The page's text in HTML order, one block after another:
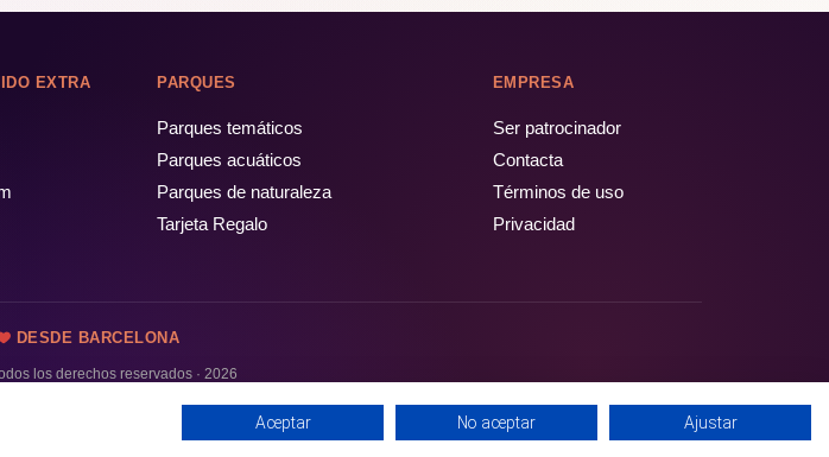
EXTRA PARQUES
Parques temáticos
Parques acuáticos
Parques de naturaleza
Tarjeta Regalo
EMPRESA
Ser patrocinador
Contacta
Términos de uso
Privacidad
DESDE BARCELONA
los derechos reservados · 2026
Aceptar No aceptar Ajustar